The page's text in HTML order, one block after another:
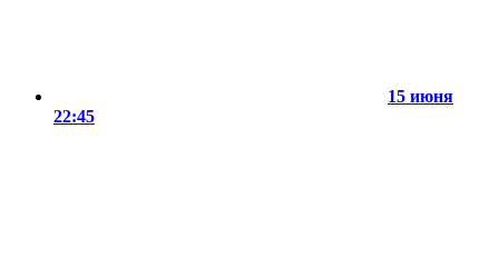
15 июня
22:45